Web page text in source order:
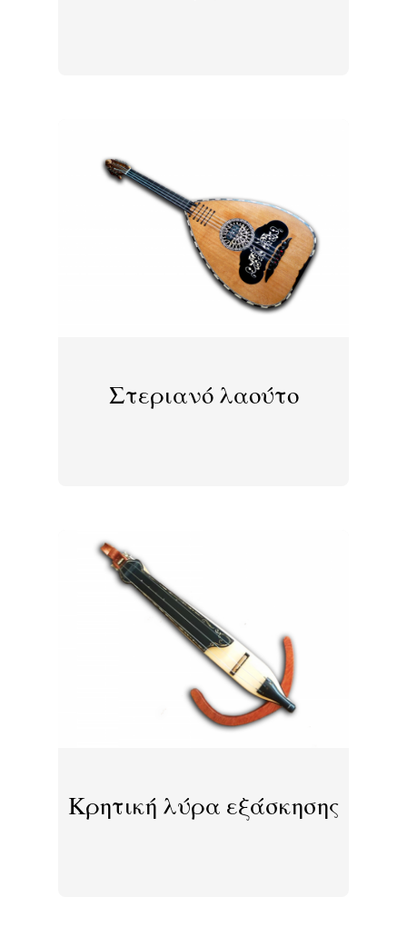
Στεριανό λαούτο
Κρητική λύρα εξάσκησης